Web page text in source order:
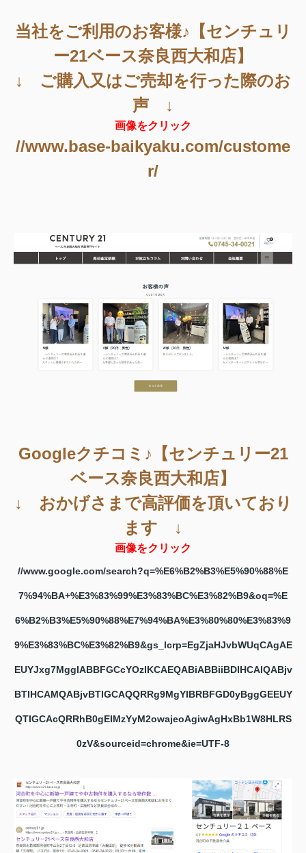
当社をご利用のお客様♪【センチュリ
ー21ベース奈良西大和店】
↓ ご購入又はご売却を行った際のお
声 ↓
画像をクリック
//www.base-baikyaku.com/custome
r/
Googleクチコミ♪【センチュリー21
ベース奈良西大和店】
↓ おかげさまで高評価を頂いており
ます ↓
画像をクリック
//www.google.com/search?q=%E6%B2%B3%E5%90%88%E
7%94%BA+%E3%83%99%E3%83%BC%E3%82%B9&oq=%E
6%B2%B3%E5%90%88%E7%94%BA%E3%80%80%E3%83%9
9%E3%83%BC%E3%82%B9&gs_lcrp=EgZjaHJvbWUqCAgAE
EUYJxg7MggIABBFGCcYOzIKCAEQABiABBiiBDIHCAIQABjv
BTIHCAMQABjvBTIGCAQQRRg9MgYIBRBFGD0yBggGEEUY
QTIGCAcQRRhB0gEIMzYyM2owajeoAgiwAgHxBb1W8HLRS
0zV&sourceid=chrome&ie=UTF-8